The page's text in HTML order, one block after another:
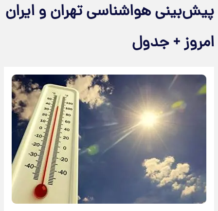
پیش‌بینی هواشناسی تهران و ایران
امروز + جدول